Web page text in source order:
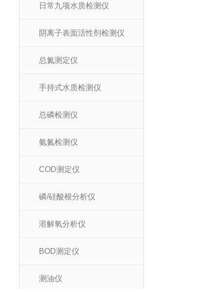
日常九项水质检测仪
阴离子表面活性剂检测仪
总氮测定仪
手持式水质检测仪
总磷检测仪
氨氮检测仪
COD测定仪
磷/硅酸根分析仪
溶解氧分析仪
BOD测定仪
测油仪